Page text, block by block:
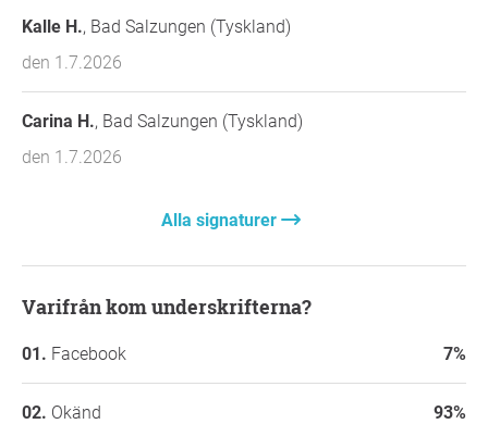
Kalle H., Bad Salzungen (Tyskland)
den 1.7.2026
Carina H., Bad Salzungen (Tyskland)
den 1.7.2026
Alla signaturer
Varifrån kom underskrifterna?
Facebook 7%
Okänd 93%